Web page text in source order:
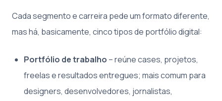
Cada segmento e carreira pede um formato diferente,
mas há, basicamente, cinco tipos de portfólio digital:
Portfólio de trabalho – reúne cases, projetos,
freelas e resultados entregues; mais comum para
designers, desenvolvedores, jornalistas,